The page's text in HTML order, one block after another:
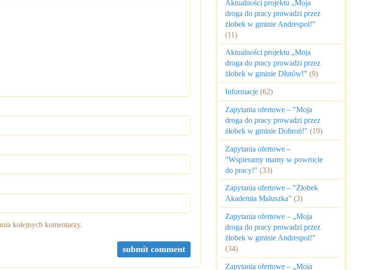
kolejnych komentarzy.
Aktualności projektu „Moja
droga do pracy prowadzi przez
żłobek w gminie Andrespol!”
(11)
Aktualności projektu „Moja
droga do pracy prowadzi przez
żłobek w gminie Dłutów!” (9)
Informacje (62)
Zapytania ofertowe – "Moja
droga do pracy prowadzi przez
żłobek w gminie Dobroń!" (19)
Zapytania ofertowe –
"Wspieramy mamy w powrocie
do pracy!" (33)
Zapytania ofertowe – "Żłobek
Akademia Maluszka" (3)
Zapytania ofertowe – „Moja
droga do pracy prowadzi przez
żłobek w gminie Andrespol!”
(34)
Zapytania ofertowe – „Moja